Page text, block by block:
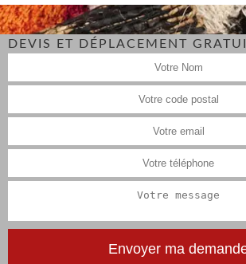
DEVIS ET DÉPLACEMENT